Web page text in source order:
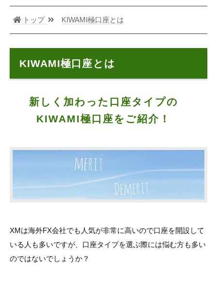
トップ KIWAMI極口座とは
KIWAMI極口座とは
新しく加わった口座タイプの
KIWAMI極口座をご紹介！
XMは海外FX会社でも人気が非常に高いので口座を開設して
いる人も多いですが、口座タイプを選ぶ際には悩む方も多い
のではないでしょうか？